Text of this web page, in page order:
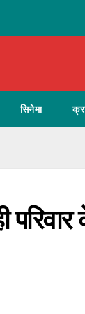
सिनेमा